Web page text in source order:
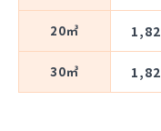
20㎥
30㎥